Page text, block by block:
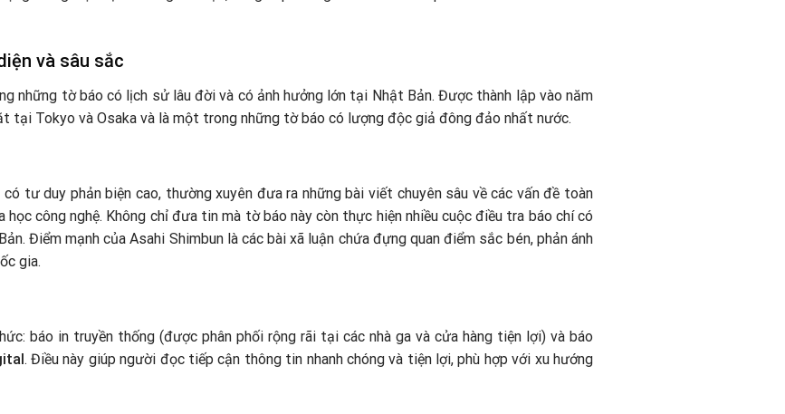
và sâu sắc
những tờ báo có lịch sử lâu đời và có ảnh hưởng lớn tại Nhật Bản. Được thành lập vào năm
tại Tokyo và Osaka và là một trong những tờ báo có lượng độc giả đông đảo nhất nước.
tư duy phản biện cao, thường xuyên đưa ra những bài viết chuyên sâu về các vấn đề toàn
học công nghệ. Không chỉ đưa tin mà tờ báo này còn thực hiện nhiều cuộc điều tra báo chí có
Điểm mạnh của Asahi Shimbun là các bài xã luận chứa đựng quan điểm sắc bén, phản ánh
gia.
báo in truyền thống (được phân phối rộng rãi tại các nhà ga và cửa hàng tiện lợi) và báo
. Điều này giúp người đọc tiếp cận thông tin nhanh chóng và tiện lợi, phù hợp với xu hướng